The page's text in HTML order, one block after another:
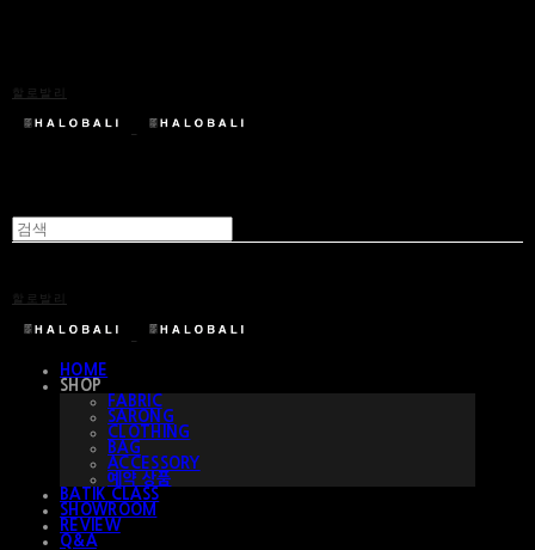
할로발리
할로발리
HOME
SHOP
FABRIC
SARONG
CLOTHING
BAG
ACCESSORY
예약 상품
BATIK CLASS
SHOWROOM
REVIEW
Q&A